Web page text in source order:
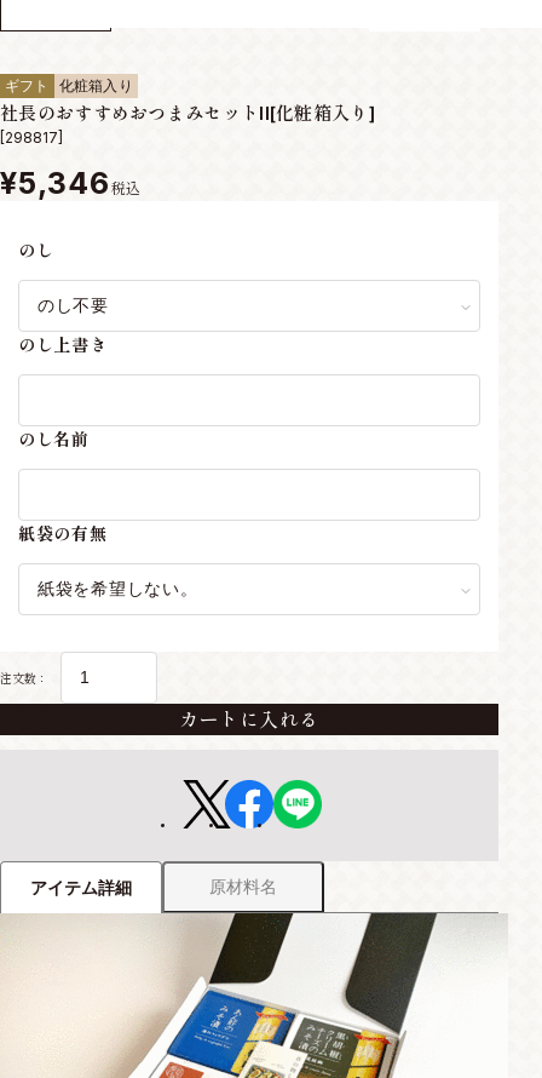
ギフト 化粧箱入り
社長のおすすめおつまみセットII[化粧箱入り]
[298817]
¥5,346 税込
のし
のし上書き
のし名前
紙袋の有無
注文数：
カートに入れる
アイテム詳細 原材料名